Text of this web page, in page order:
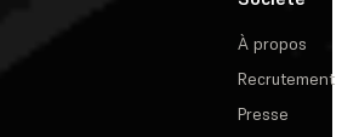
À propos
Recrutement
Presse